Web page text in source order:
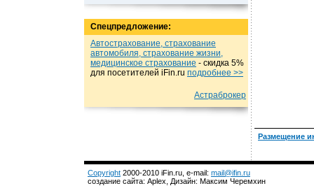
Спецпредложение:
Автострахование, страхование
автомобиля, страхование жизни,
медицинское страхование - cкидка 5%
для посетителей iFin.ru подробнеe >>
Астраброкер
Размещение
Copyright 2000-2010 iFin.ru, e-mail: mail@ifin.ru
создание сайта: Aplex, Дизайн: Максим Черемхин